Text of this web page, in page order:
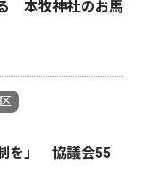
本牧神社のお馬
を」 協議会55